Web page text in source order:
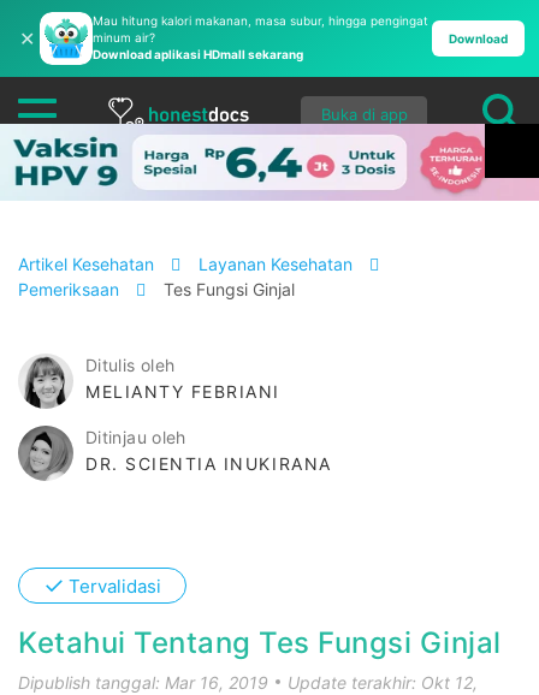
✕
Mau hitung kalori makanan, masa subur, hingga pengingat
minum air?
Download aplikasi HDmall sekarang
Download
Buka di app
Artikel Kesehatan
Layanan Kesehatan
Pemeriksaan
Tes Fungsi Ginjal
Ditulis oleh
MELIANTY FEBRIANI
Ditinjau oleh
DR. SCIENTIA INUKIRANA
✓ Tervalidasi
Ketahui Tentang Tes Fungsi Ginjal
Dipublish tanggal: Mar 16, 2019
Update terakhir: Okt 12,